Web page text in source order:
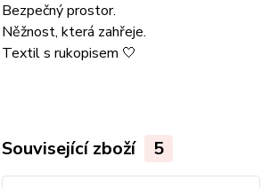
Bezpečný prostor.
Něžnost, která zahřeje.
Textil s rukopisem 🤍
Související zboží 5